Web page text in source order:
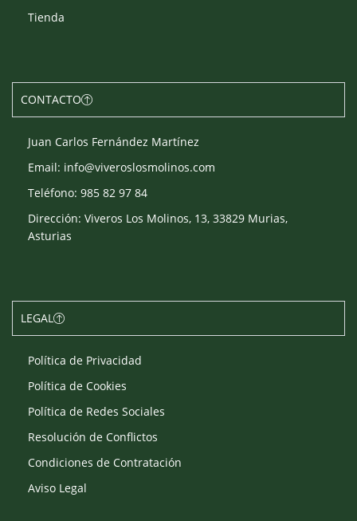
Tienda
CONTACTO
Juan Carlos Fernández Martínez
Email: info@viveroslosmolinos.com
Teléfono: 985 82 97 84
Dirección: Viveros Los Molinos, 13, 33829 Murias,
Asturias
LEGAL
Política de Privacidad
Política de Cookies
Política de Redes Sociales
Resolución de Conflictos
Condiciones de Contratación
Aviso Legal